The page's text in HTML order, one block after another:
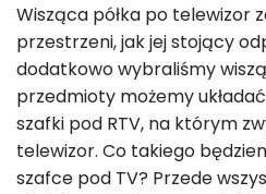
Wisząca półka po telewizor
przestrzeni, jak jej stojący
dodatkowo wybraliśmy
przedmioty możemy
szafki pod RTV, na którym
telewizor. Co takiego
szafce pod TV? Przede